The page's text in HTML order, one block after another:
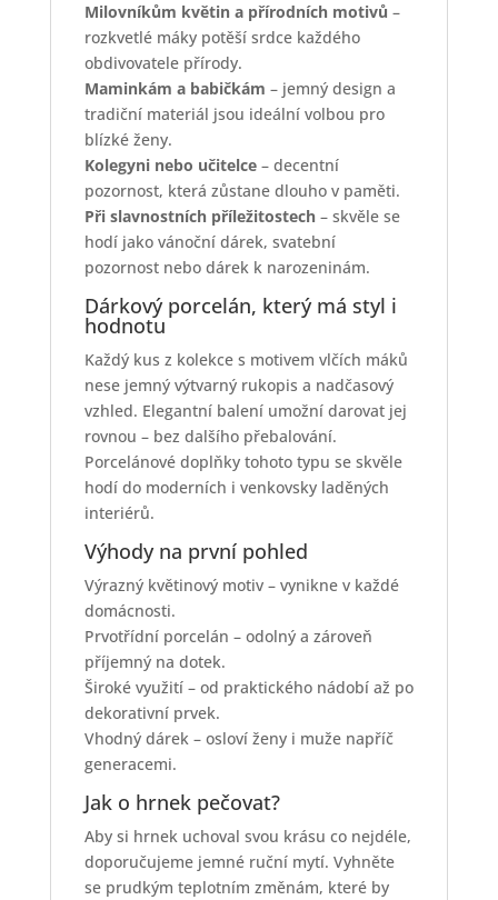
Milovníkům květin a přírodních motivů –
rozkvetlé máky potěší srdce každého
obdivovatele přírody.
Maminkám a babičkám – jemný design a
tradiční materiál jsou ideální volbou pro
blízké ženy.
Kolegyni nebo učitelce– decentní
pozornost, která zůstane dlouho v paměti.
Při slavnostních příležitostech– skvěle se
hodí jako vánoční dárek, svatební
pozornost nebo dárek k narozeninám.
Dárkový porcelán, který má styl i
hodnotu
Každý kus z kolekce s motivem vlčích máků
nese jemný výtvarný rukopis a nadčasový
vzhled. Elegantní balení umožní darovat jej
rovnou – bez dalšího přebalování.
Porcelánové doplňky tohoto typu se skvěle
hodí do moderních i venkovsky laděných
interiérů.
Výhody na první pohled
Výrazný květinový motiv – vynikne v každé
domácnosti.
Prvotřídní porcelán – odolný a zároveň
příjemný na dotek.
Široké využití – od praktického nádobí až po
dekorativní prvek.
Vhodný dárek – osloví ženy i muže napříč
generacemi.
Jak o hrnek pečovat?
Aby si hrnek uchoval svou krásu co nejdéle,
doporučujeme jemné ruční mytí. Vyhněte
se prudkým teplotním změnám, které by